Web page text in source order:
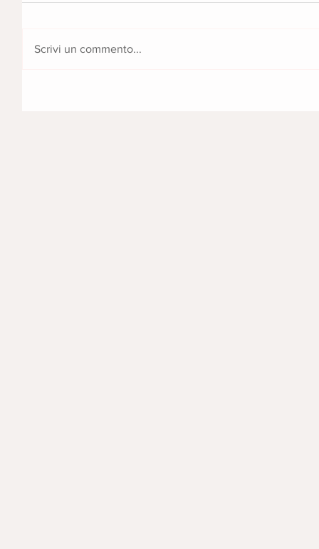
Scrivi un commento...